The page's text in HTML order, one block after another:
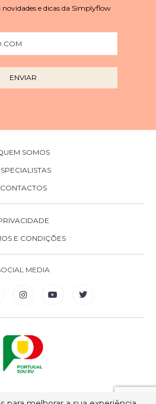
novidades e dicas da Simplyflow
SOMOS
CONTACTOS
E CONDIÇÕES
MEDIA